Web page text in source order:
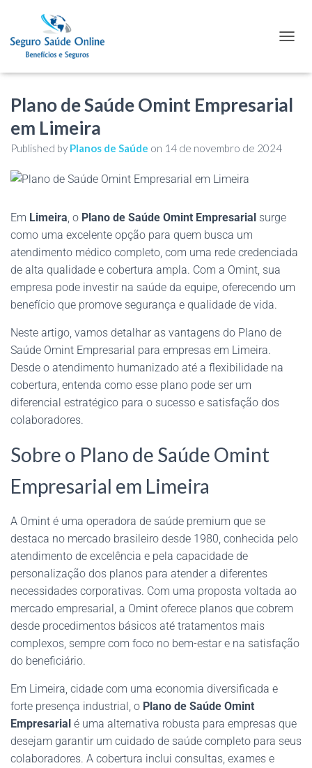
Plano de Saúde Omint Empresarial
em Limeira
Published by Planos de Saúde on 14 de novembro de 2024
Em Limeira , o Plano de Saúde Omint Empresarial surge
como uma excelente opção para quem busca um
atendimento médico completo, com uma rede credenciada
de alta qualidade e cobertura ampla. Com a Omint, sua
empresa pode investir na saúde da equipe, oferecendo um
benefício que promove segurança e qualidade de vida.
Neste artigo, vamos detalhar as vantagens do Plano de
Saúde Omint Empresarial para empresas em Limeira.
Desde o atendimento humanizado até a flexibilidade na
cobertura, entenda como esse plano pode ser um
diferencial estratégico para o sucesso e satisfação dos
colaboradores.
Sobre o Plano de Saúde Omint
Empresarial em Limeira
A Omint é uma operadora de saúde premium que se
destaca no mercado brasileiro desde 1980, conhecida pelo
atendimento de excelência e pela capacidade de
personalização dos planos para atender a diferentes
necessidades corporativas. Com uma proposta voltada ao
mercado empresarial, a Omint oferece planos que cobrem
desde procedimentos básicos até tratamentos mais
complexos, sempre com foco no bem-estar e na satisfação
do beneficiário.
Em Limeira, cidade com uma economia diversificada e
forte presença industrial, o Plano de Saúde Omint
Empresarial é uma alternativa robusta para empresas que
desejam garantir um cuidado de saúde completo para seus
colaboradores. A cobertura inclui consultas, exames e